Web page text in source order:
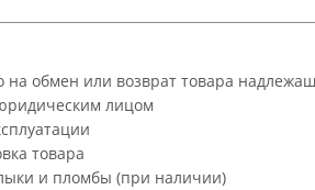
обмен или возврат товара
лицом
товара
и пломбы (при наличии)